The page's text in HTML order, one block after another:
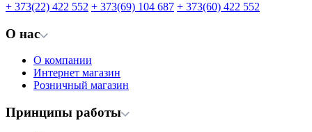
+ 373(22) 422 552 + 373(69) 104 687 + 373(60) 422 552
О нас
О компании
Интернет магазин
Розничный магазин
Принципы работы